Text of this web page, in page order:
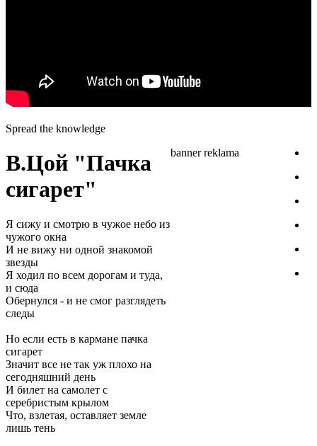
Spread the knowledge
В.Цой "Пачка
сигарет"
Я сижу и смотрю в чужое небо из
чужого окна
И не вижу ни одной знакомой
звезды
Я ходил по всем дорогам и туда,
и сюда
Обернулся - и не смог разглядеть
следы
Но если есть в кармане пачка
сигарет
Значит все не так уж плохо на
сегодняшний день
И билет на самолет с
серебристым крылом
Что, взлетая, оставляет земле
лишь тень
banner reklama